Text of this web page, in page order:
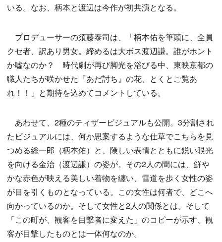
いる。なお、柄本と渡辺は今作が初共演となる。
プロデューサーの須藤泰司は、「柄本佑を筆頭に、全員
クセ者、訳あり男女。締めるは大ボス渡辺謙。誰がホント
か嘘なのか？ 時代劇が再び脚光を浴びる中、東映京都の
職人たちが咲かせた『あだ討ち』の花、とくとご覧あ
れ！！」と期待を込めてコメントしている。
あわせて、2種のティザービジュアルも公開。3分割され
たビジュアルには、何か思案するような仕草でこちらを見
つめる総一郎（柄本佑）と、険しい表情とともに鋭い眼光
を向ける金治（渡辺謙）の姿が。その2人の間には、鮮や
かな赤色が映える美しい着物を纏い、雪道を歩く女性の姿
が目を引くものとなっている。この女性は何者で、どこへ
向かっているのか。そして女性と2人の関係とは。そして
「この町が、観客を目撃者に変えた」のコピーが示す、観
客が目撃したものとは一体何なのか。